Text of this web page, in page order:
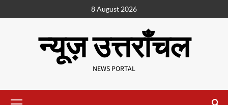
8 August 2026
न्यूज़ उत्तराँचल
NEWS PORTAL